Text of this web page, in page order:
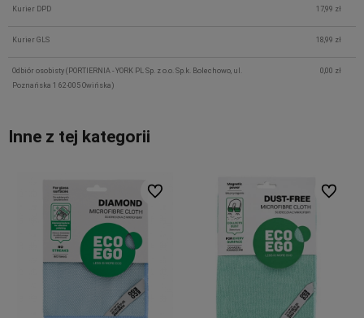
Kurier DPD 17,99 zł
Kurier GLS 18,99 zł
Odbiór osobisty(PORTIERNIA - YORK PL Sp. z o.o. Sp.k. Bolechowo, ul.
Poznańska 1 62-005 Owińska)
0,00 zł
Inne z tej kategorii
Do ulubionych Do